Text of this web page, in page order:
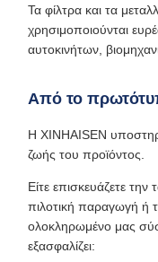
Τα φίλτρα και τα
χρησιμοποιούνται
αυτοκινήτων,
Από το
Η XINHAISEN
ζωής του προϊόντος.
Είτε επισκευάζετε
πιλοτική παραγωγή ή
ολοκληρωμένο μας
εξασφαλίζει: